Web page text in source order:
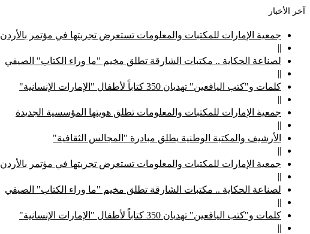
آخر الأخبار
جمعية الإمارات للمكتبات والمعلومات تستعرض تجربتها في مؤتمر بالأردن
||
لصناعة الحكاية .. مكتبات الشارقة تطلق مخيم "ما وراء الكتاب" الصيفي
||
كلمات و"كتب اليافعين" تهديان 350 كتاباً لأطفال "الإمارات الإنسانية"
||
جمعية الإمارات للمكتبات والمعلومات تطلق هويتها المؤسسية الجديدة
||
الأرشيف والمكتبة الوطنية يطلق مبادرة "المجالس الثقافية"
||
جمعية الإمارات للمكتبات والمعلومات تستعرض تجربتها في مؤتمر بالأردن
||
لصناعة الحكاية .. مكتبات الشارقة تطلق مخيم "ما وراء الكتاب" الصيفي
||
كلمات و"كتب اليافعين" تهديان 350 كتاباً لأطفال "الإمارات الإنسانية"
||